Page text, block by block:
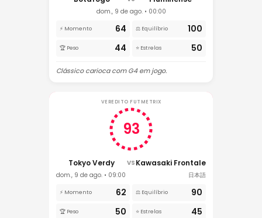
dom., 9 de ago. • 00:00
⚡ Momento 64 ⚖️ Equilíbrio 100
🏆 Peso 44 ⭐ Estrelas 50
Clássico carioca com G4 em jogo.
VEREDITO FUTMETRIX
93
Tokyo Verdy VS Kawasaki Frontale
dom., 9 de ago. • 09:00 日本語
⚡ Momento 62 ⚖️ Equilíbrio 90
🏆 Peso 50 ⭐ Estrelas 45